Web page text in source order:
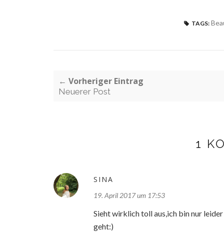
TAGS:
← Vorheriger Eintrag
Neuerer Post
1
SINA
19. April 2017 um 17:53
Sieht wirklich toll aus,ich bin nur
geht:)